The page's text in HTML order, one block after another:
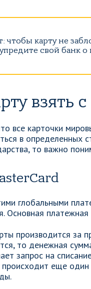
чтобы карту не
свой банк о
взять
все карточки
в определенных
то важно
глобальными
Основная
производится
то денежная
запрос на
еще